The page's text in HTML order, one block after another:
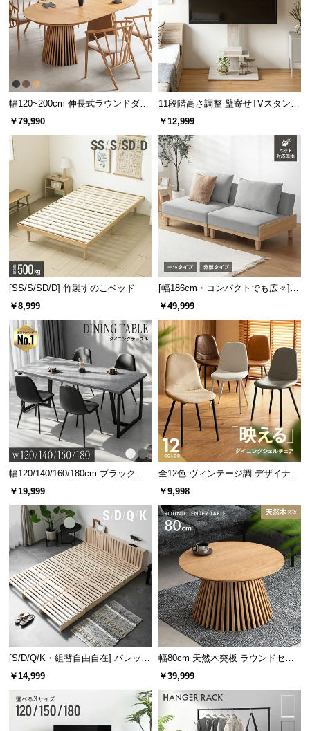
フル引掛
引掛埋込
（高さ10㎜以上）
丸型フル引掛
丸型引掛
（高さ10㎜以
上）
角型引掛
（高さ10㎜以
上）
※配線器具がない場合は、電気工事店にご依頼ください
省エネ&長寿命のLED電球対応
白熱電球とLED電球に対応。仕様をご確認の上、ソ
ケットに合う大きさの電球をご使用ください。
白熱電球 LED電球
口金サイズ E26
対応電球
40形
（40W以下）
40形
（40W以下）
幅120~200cm 伸長式ラウンドダイ
ニングテーブル 6人掛け 天然木突
板 美しい格子デザイン
￥79,990
11段階高さ調整 壁寄せTVスタンド
キャスター付き 上下左右角度調節
￥12,999
[SS/S/SD/D] 竹製すのこベッド
￥8,999
[幅186cm・コンパクトでも広々] 3
人掛けソファベッド リクライニン
￥49,999
幅120/140/160/180cm ブラックフ
レーム ダイニング 大理石調 4人掛
￥19,999
全12色 ヴィンテージ調 デザイナー
ズシェルチェア
￥9,998
[S/D/Q/K・組替自由自在] パレット
ベッド 8/12/16枚セット
￥14,999
幅80cm 天然木突板 ラウンドセン
ターテーブル 美しい格子デザイン
￥39,999